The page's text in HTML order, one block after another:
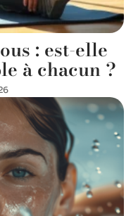
: est-elle
à chacun ?